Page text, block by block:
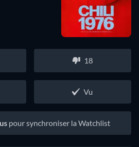
18
Vu
pour synchroniser la Watchlist